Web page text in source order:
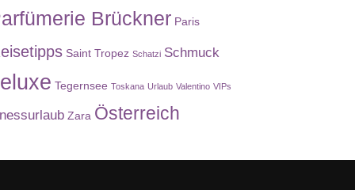
Brückner Paris
Saint Tropez Schatzi Schmuck
Tegernsee Toskana Urlaub Valentino VIPs
Zara Österreich